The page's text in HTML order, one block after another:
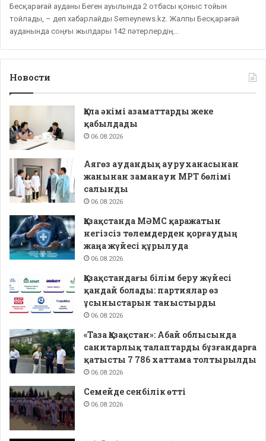
Бесқарағай ауданы Беген ауылында 2 отбасы қоныс тойын
тойлады, – деп хабарлайды Semeynews.kz. Жалпы Бесқарағай
ауданында соңғы жылдары 142 пәтерлердің…
Новости
Қала әкімі азаматтарды жеке
қабылдады
06.08.2026
Аягөз аудандық ауруханасынан
жанынан заманауи МРТ бөлімі
салынды
06.08.2026
Қазақстанда МӘМС қаражатын
негізсіз төлемдерден қорғаудың
жаңа жүйесі құрылуда
06.08.2026
Қазақстандағы білім беру жүйесі
қандай болады: партиялар өз
ұсыныстарын таныстырды
06.08.2026
«Таза Қазақстан»: Абай облысында
санитарлық талаптарды бұзғандарға
қатысты 7 786 хаттама толтырылды
06.08.2026
Семейде сенбілік өтті
06.08.2026